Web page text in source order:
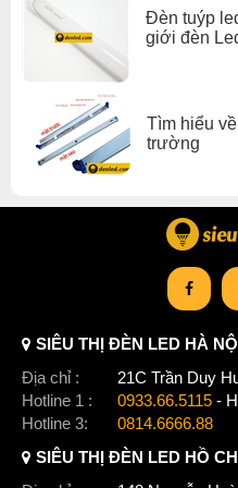
Cầu Giấy, Hà Nội. (Mở
HOTLINE: 0933665115 –
Xem thêm:Đèn Tuýp Led t5
Đèn Tuýp Led đèn led tuýp gx
Đèn tuýp
giới đèn
Tìm hiểu
trường
SIÊU THỊ ĐÈN LED HÀ
Địa chỉ :
21C Trần Duy
Hotline 1 :
0933.66.5115 -
Hotline 3:
0814.6666.88
SIÊU THỊ ĐÈN LED HỒ